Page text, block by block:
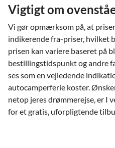
Vigtigt om
Vi gør opmærksom på, at
indikerende fra-priser, hvilket
prisen kan variere baseret på
bestillingstidspunkt og andre
ses som en vejledende
autocamperferie koster.
netop jeres drømmerejse, er I
for et gratis, uforpligtende